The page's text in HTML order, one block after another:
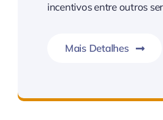
incentivos entre outros
Mais Detalhes